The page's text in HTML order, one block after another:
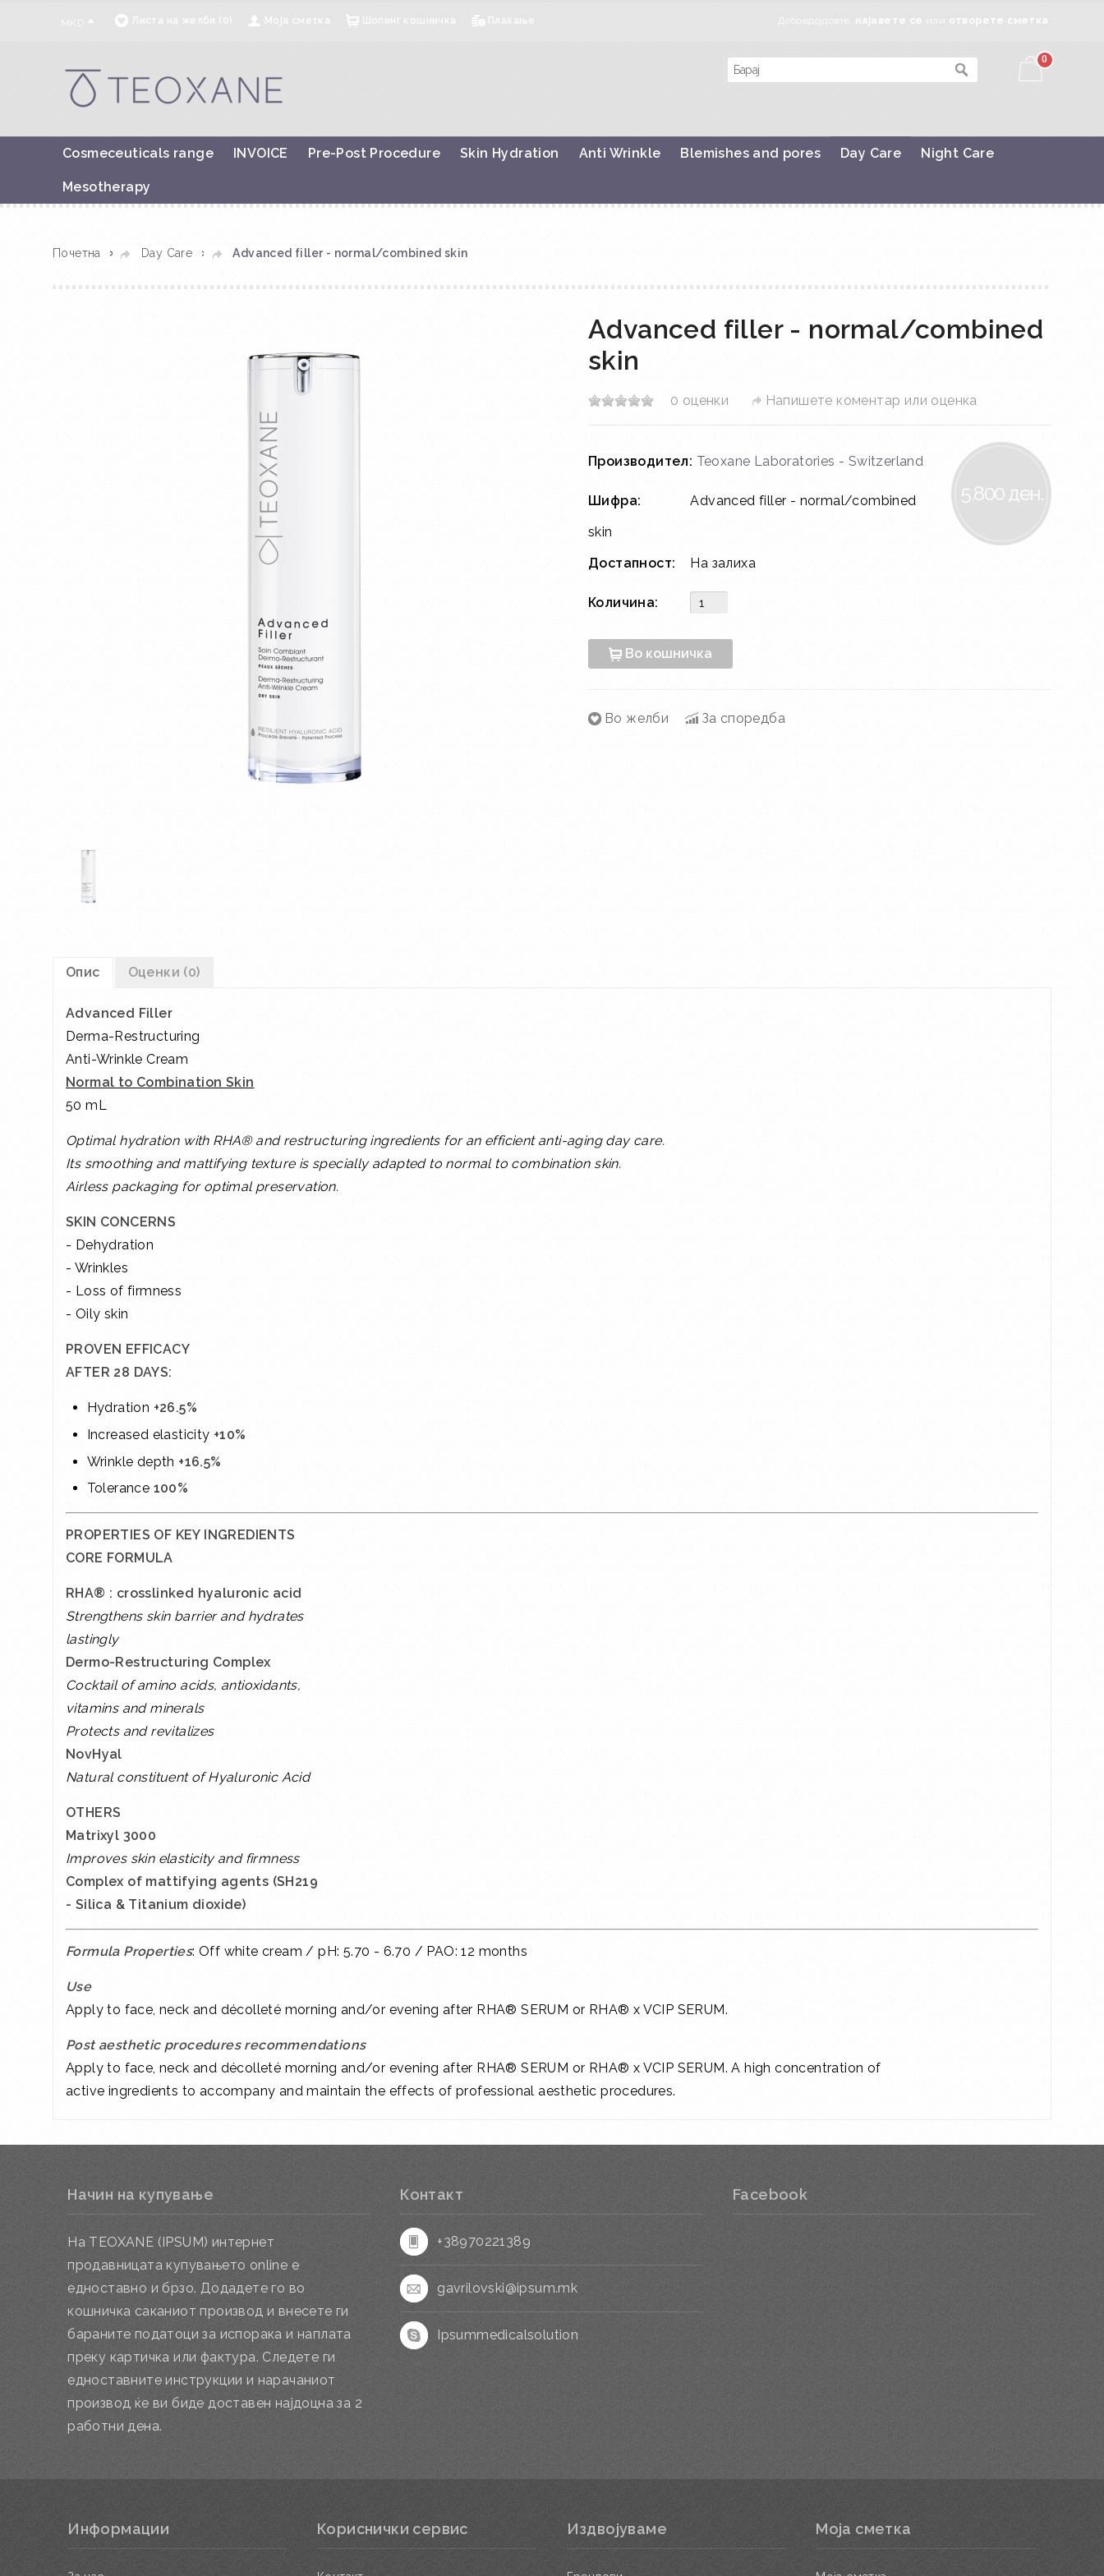
MKD Добредојдовте, најавете се или отворете сметка
Листа на желби (0) Моја сметка Шопинг кошничка Плаќање
0
Cosmeceuticals range INVOICE Pre-Post Procedure Skin Hydration Anti Wrinkle Blemishes and pores Day Care Night Care
Mesotherapy
Почетна » Day Care » Advanced filler - normal/combined skin
Advanced filler - normal/combined
skin
0 оценки Напишете коментар или оценка
5.800 ден.
Производител: Teoxane Laboratories - Switzerland
Шифра:
Advanced filler - normal/combined
skin
Достапност:
На залиха
Количина:
Во кошничка
Во желби За споредба
Опис Оценки (0)
Advanced Filler
Derma-Restructuring
Anti-Wrinkle Cream
Normal to Combination Skin
50 mL
Optimal hydration with RHA® and restructuring ingredients for an efficient anti-aging day care.
Its smoothing and mattifying texture is specially adapted to normal to combination skin.
Airless packaging for optimal preservation.
SKIN CONCERNS
- Dehydration
- Wrinkles
- Loss of firmness
- Oily skin
PROVEN EFFICACY
AFTER 28 DAYS:
Hydration +26.5%
Increased elasticity +10%
Wrinkle depth +16.5%
Tolerance 100%
PROPERTIES OF KEY INGREDIENTS
CORE FORMULA
RHA® : crosslinked hyaluronic acid
Strengthens skin barrier and hydrates
lastingly
Dermo-Restructuring Complex
Cocktail of amino acids, antioxidants,
vitamins and minerals
Protects and revitalizes
NovHyal
Natural constituent of Hyaluronic Acid
OTHERS
Matrixyl 3000
Improves skin elasticity and firmness
Complex of mattifying agents (SH219
- Silica & Titanium dioxide)
Formula Properties: Off white cream / pH: 5.70 - 6.70 / PAO: 12 months
Use
Apply to face, neck and décolleté morning and/or evening after RHA® SERUM or RHA® x VCIP SERUM.
Post aesthetic procedures recommendations
Apply to face, neck and décolleté morning and/or evening after RHA® SERUM or RHA® x VCIP SERUM. A high concentration of
active ingredients to accompany and maintain the effects of professional aesthetic procedures.
Начин на купување
На TEOXANE (IPSUM) интернет
продавницата купувањето online е
едноставно и брзо. Додадете го во
кошничка саканиот производ и внесете ги
бараните податоци за испорака и наплата
преку картичка или фактура. Следете ги
едноставните инструкции и нарачаниот
производ ќе ви биде доставен најдоцна за 2
работни дена.
Контакт
+38970221389
gavrilovski@ipsum.mk
Ipsummedicalsolution
Facebook
Информации Кориснички сервис Издвојуваме Моја сметка